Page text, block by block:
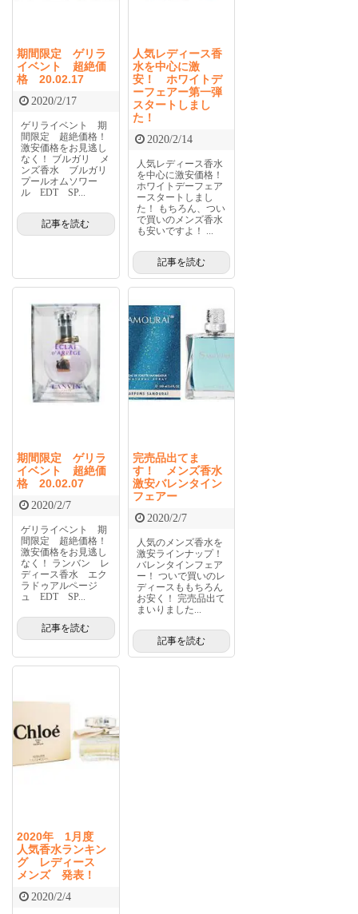
期間限定 ゲリラ
イベント 超絶価
格 20.02.17
2020/2/17
ゲリライベント 期
間限定 超絶価格！
激安価格をお見逃し
なく！ ブルガリ メ
ンズ香水 ブルガリ
プールオムソワー
ル EDT SP...
記事を読む
人気レディース香
水を中心に激
安！ ホワイトデ
ーフェアー第一弾
スタートしまし
た！
2020/2/14
人気レディース香水
を中心に激安価格！
ホワイトデーフェア
ースタートしまし
た！ もちろん、つい
で買いのメンズ香水
も安いですよ！ ...
記事を読む
期間限定 ゲリラ
イベント 超絶価
格 20.02.07
2020/2/7
ゲリライベント 期
間限定 超絶価格！
激安価格をお見逃し
なく！ ランバン レ
ディース香水 エク
ラドゥアルページ
ュ EDT SP...
記事を読む
完売品出てま
す！ メンズ香水
激安バレンタイン
フェアー
2020/2/7
人気のメンズ香水を
激安ラインナップ！
バレンタインフェア
ー！ ついで買いのレ
ディースももちろん
お安く！ 完売品出て
まいりました...
記事を読む
2020年 1月度
人気香水ランキン
グ レディース
メンズ 発表！
2020/2/4